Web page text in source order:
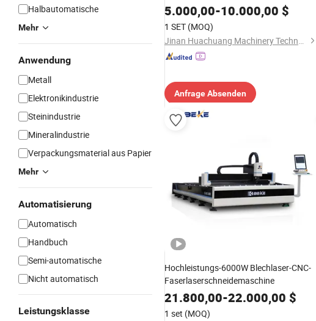
Halbautomatische
Mehr
Anwendung
Metall
Elektronikindustrie
Steinindustrie
Mineralindustrie
Verpackungsmaterial aus Papier
Mehr
Automatisierung
Automatisch
Handbuch
Semi-automatische
Nicht automatisch
Leistungsklasse
Faserlaser Schneidemaschine Preis
5.000,00-10.000,00 $
1 SET (MOQ)
Jinan Huachuang Machinery Technology Co., Ltd.
Anfrage Absenden
Hochleistungs-6000W Blechlaser-CNC-
Faserlaserschneidemaschine
21.800,00-22.000,00 $
1 set (MOQ)